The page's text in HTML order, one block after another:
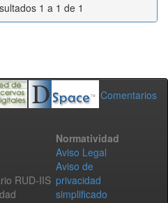
1 a 1 de 1
Comentarios
RUD-IIS
Normatividad
Aviso Legal
Aviso de
privacidad
simplificado